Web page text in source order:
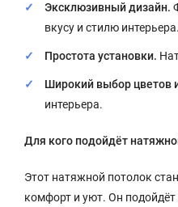
Эксклюзивный дизайн.
вкусу и стилю интерьера.
Простота установки.
Широкий выбор цветов
интерьера.
Для кого подойдёт
Этот натяжной потолок
комфорт и уют. Он подойдёт